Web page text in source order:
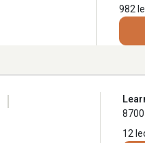
982
12